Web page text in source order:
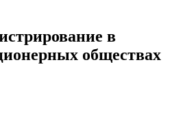
в
обществах